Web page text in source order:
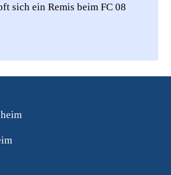
sich ein Remis beim FC 08